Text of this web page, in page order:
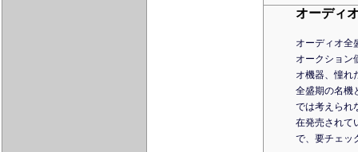
オーディ
オーディオ全
オークション
オ機器、憧れ
全盛期の名機
では考えられ
在発売されて
で、要チェッ